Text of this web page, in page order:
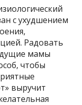
с ухудшением
Радовать
мамы
чтобы
выручит